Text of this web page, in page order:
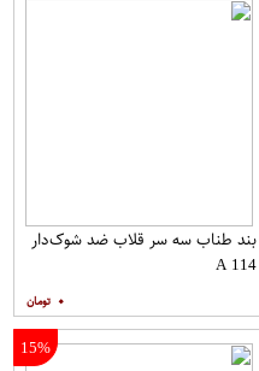
بند طناب سه سر قلاب ضد شوک‌دار
A 114
۰
15%